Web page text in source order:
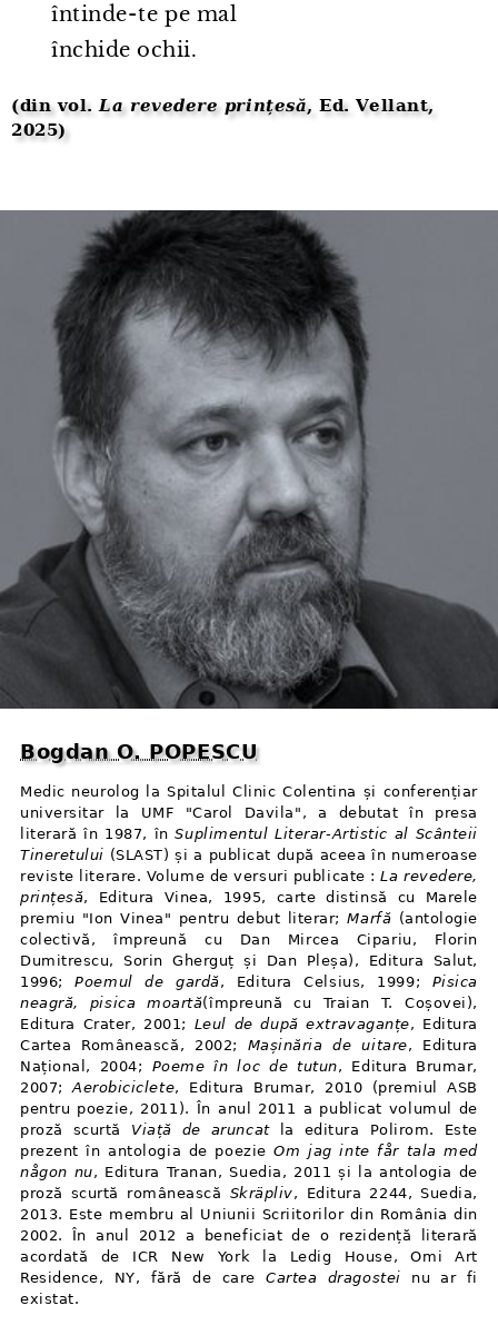
întinde⁠-⁠te pe mal
închide ochii.
(din vol.La revedere prințesă, Ed. Vellant,
2025)
Bogdan O. POPESCU
Medic neurolog la Spitalul Clinic Colentina și conferențiar
universitar la UMF "Carol Davila", a debutat în presa
literară în 1987, înSuplimentul Literar⁠-⁠Artistic al Scânteii
Tineretului (SLAST) și a publicat după aceea în numeroase
reviste literare. Volume de versuri publicate :La revedere,
prințesă, Editura Vinea, 1995, carte distinsă cu Marele
premiu "Ion Vinea" pentru debut literar;Marfă (antologie
colectivă, împreună cu Dan Mircea Cipariu, Florin
Dumitrescu, Sorin Gherguț și Dan Pleșa), Editura Salut,
1996;Poemul de gardă, Editura Celsius, 1999; Pisica
neagră, pisica moartă(împreună cu Traian T. Coșovei),
Editura Crater, 2001; Leul de după extravaganțe, Editura
Cartea Românească, 2002; Mașinăria de uitare, Editura
Național, 2004; Poeme în loc de tutun, Editura Brumar,
2007;Aerobiciclete, Editura Brumar, 2010 (premiul ASB
pentru poezie, 2011). În anul 2011 a publicat volumul de
proză scurtă Viață de aruncatla editura Polirom. Este
prezent în antologia de poezieOm jag inte får tala med
någon nu, Editura Tranan, Suedia, 2011 și la antologia de
proză scurtă românească Skräpliv, Editura 2244, Suedia,
2013. Este membru al Uniunii Scriitorilor din România din
2002. În anul 2012 a beneficiat de o rezidență literară
acordată de ICR New York la Ledig House, Omi Art
Residence, NY, fără de careCartea dragostei nu ar fi
existat.